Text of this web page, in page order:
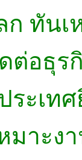
ก ทัน
ต่อธุร
ระเท
าะง